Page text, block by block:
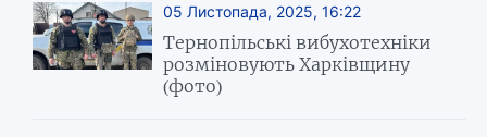
05 Листопада, 2025, 16:22
Тернопільські вибухотехніки
розміновують Харківщину
(фото)